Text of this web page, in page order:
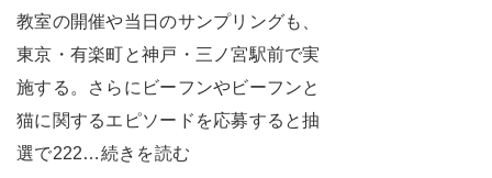
教室の開催や当日のサンプリングも、
東京・有楽町と神戸・三ノ宮駅前で実
施する。さらにビーフンやビーフンと
猫に関するエピソードを応募すると抽
選で222…続きを読む